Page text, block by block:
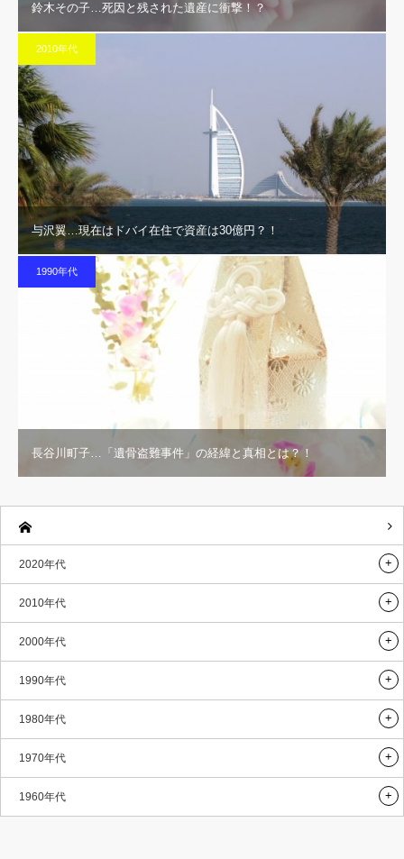
鈴木その子…死因と残された遺産に衝撃！？
2010年代
与沢翼…現在はドバイ在住で資産は30億円？！
1990年代
長谷川町子…「遺骨盗難事件」の経緯と真相とは？！
2020年代
2010年代
2000年代
1990年代
1980年代
1970年代
1960年代